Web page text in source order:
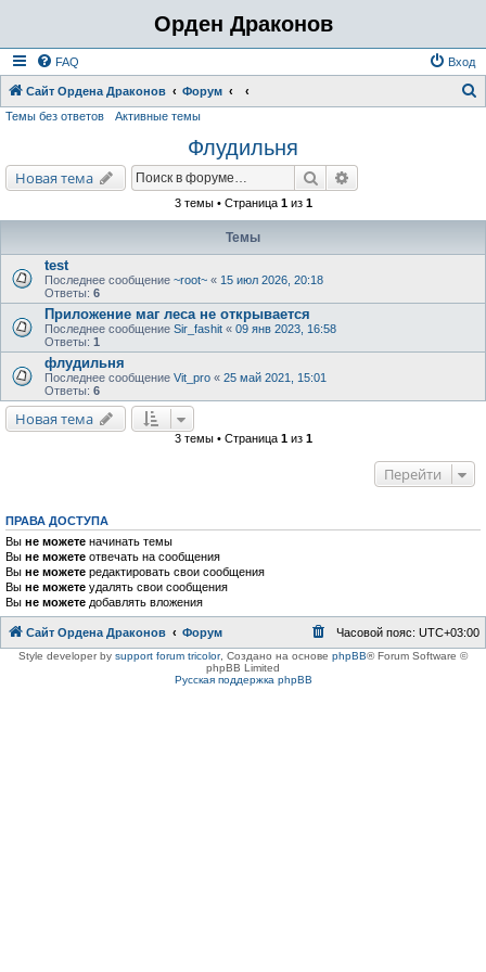
Орден Драконов
FAQ Вход
Сайт Ордена Драконов Форум
Темы без ответов Активные темы
Флудильня
Новая тема Поиск
3 темы • Страница 1из 1
Темы
test
Последнее сообщение ~root~ « 15 июл 2026, 20:18
Ответы: 6
Приложение маг леса не открывается
Последнее сообщение Sir_fashit « 09 янв 2023, 16:58
Ответы: 1
флудильня
Последнее сообщение Vit_pro « 25 май 2021, 15:01
Ответы: 6
Новая тема
3 темы • Страница 1из 1
Перейти
ПРАВА ДОСТУПА
Вы не можете начинать темы
Вы не можете отвечать на сообщения
Вы не можете редактировать свои сообщения
Вы не можете удалять свои сообщения
Вы не можете добавлять вложения
Сайт Ордена Драконов Форум Часовой пояс: UTC+03:00
Style developer by support forum tricolor, Создано на основе phpBB® Forum Software ©
phpBB Limited
Русская поддержка phpBB